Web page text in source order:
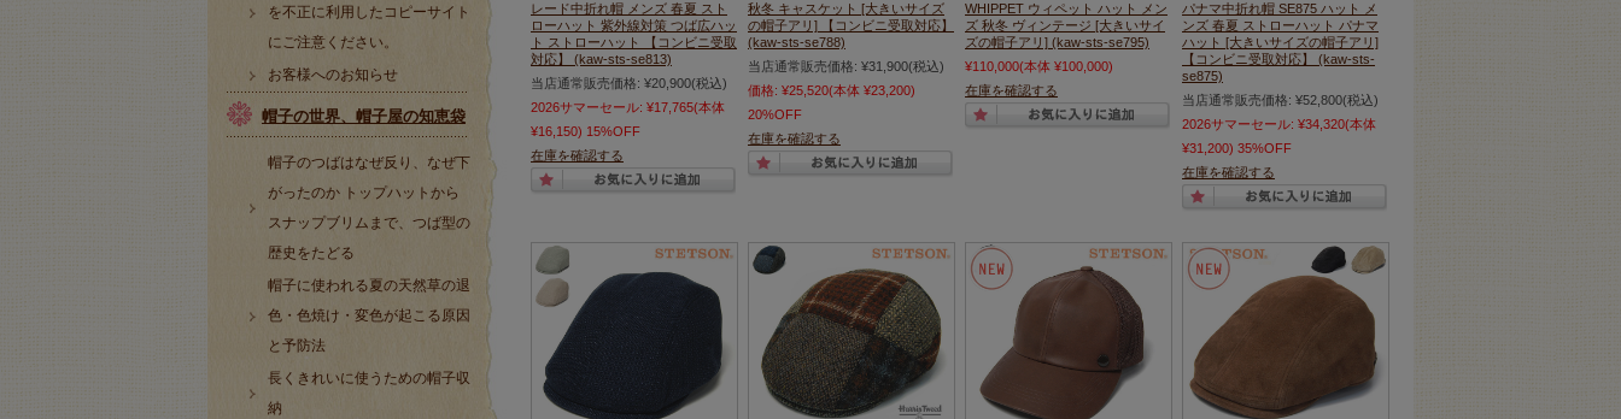
レード中折れ帽 メンズ 春夏 スト
ローハット 紫外線対策 つば広ハッ
ト ストローハット 【コンビニ受取
対応】 (kaw-sts-se813)
当店通常販売価格: ¥20,900(税込)
2026サマーセール: ¥17,765(本体
¥16,150) 15%OFF
在庫を確認する
秋冬 キャスケット [大きいサイズ
の帽子アリ] 【コンビニ受取対応】
(kaw-sts-se788)
当店通常販売価格: ¥31,900(税込)
価格: ¥25,520(本体 ¥23,200)
20%OFF
在庫を確認する
WHIPPET ウィペット ハット メン
ズ 秋冬 ヴィンテージ [大きいサイ
ズの帽子アリ] (kaw-sts-se795)
¥110,000(本体 ¥100,000)
在庫を確認する
パナマ中折れ帽 SE875 ハット メ
ンズ 春夏 ストローハット パナマ
ハット [大きいサイズの帽子アリ]
【コンビニ受取対応】 (kaw-sts-
se875)
当店通常販売価格: ¥52,800(税込)
2026サマーセール: ¥34,320(本体
¥31,200) 35%OFF
在庫を確認する
を不正に利用したコピーサイト
にご注意ください。
お客様へのお知らせ
帽子の世界、帽子屋の知恵袋
帽子のつばはなぜ反り、なぜ下
がったのか トップハットから
スナップブリムまで、つば型の
歴史をたどる
帽子に使われる夏の天然草の退
色・色焼け・変色が起こる原因
と予防法
長くきれいに使うための帽子収
納